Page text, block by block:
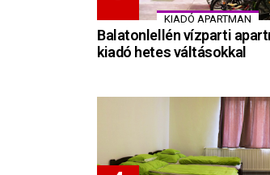
KIADÓ APARTMAN
Balatonlellén vízparti
kiadó hetes váltásokkal